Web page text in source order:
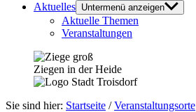
Aktuelles Untermenü anzeigen
Aktuelle Themen
Veranstaltungen
Ziegen in der Heide
Sie sind hier: Startseite /Veranstaltungsorte